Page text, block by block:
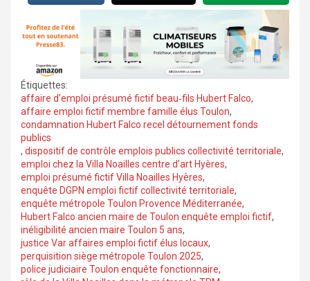
Étiquettes:
affaire d’emploi présumé fictif beau‑fils Hubert Falco,
affaire emploi fictif membre famille élus Toulon,
condamnation Hubert Falco recel détournement fonds
publics
, dispositif de contrôle emplois publics collectivité territoriale,
emploi chez la Villa Noailles centre d’art Hyères,
emploi présumé fictif Villa Noailles Hyères,
enquête DGPN emploi fictif collectivité territoriale,
enquête métropole Toulon Provence Méditerranée,
Hubert Falco ancien maire de Toulon enquête emploi fictif,
inéligibilité ancien maire Toulon 5 ans,
justice Var affaires emploi fictif élus locaux,
perquisition siège métropole Toulon 2025,
police judiciaire Toulon enquête fonctionnaire,